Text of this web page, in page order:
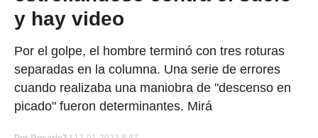
y hay video
Por el golpe, el hombre terminó con tres roturas
separadas en la columna. Una serie de errores
cuando realizaba una maniobra de "descenso en
picado" fueron determinantes. Mirá